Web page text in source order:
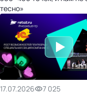
тесно»
17.07.2026
7 025